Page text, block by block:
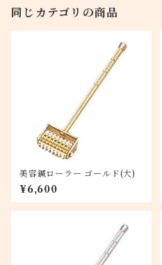
同じカテゴリの商品
美容鍼ローラー ゴールド(大)
¥6,600